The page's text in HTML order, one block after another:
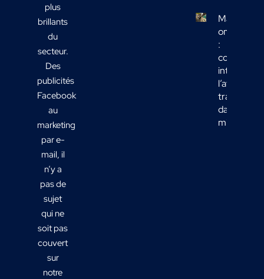
plus
brillants
du
secteur.
Des
publicités
Facebook
au
marketing
par e-
mail, il
n’y a
pas de
sujet
qui ne
soit pas
couvert
sur
notre
Marketing
omnicanal
:
comment
intégrer
l’affichage
transport
dans votre
mix média